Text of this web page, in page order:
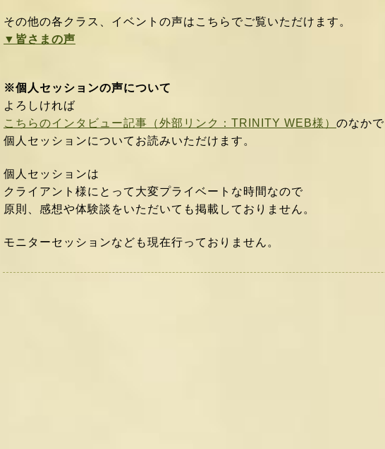
その他の各クラス、イベントの声はこちらでご覧いただけます。
▼皆さまの声
※個人セッションの声について
よろしければ
こちらのインタビュー記事（外部リンク：TRINITY WEB様） のなかで
個人セッションについてお読みいただけます。
個人セッションは
クライアント様にとって大変プライベートな時間なので
原則、感想や体験談をいただいても掲載しておりません。
モニターセッションなども現在行っておりません。